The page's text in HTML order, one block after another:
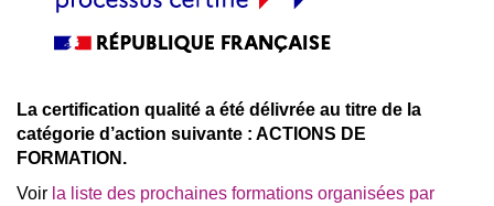
La certification qualité a été délivrée au titre de la
catégorie d’action suivante : ACTIONS DE